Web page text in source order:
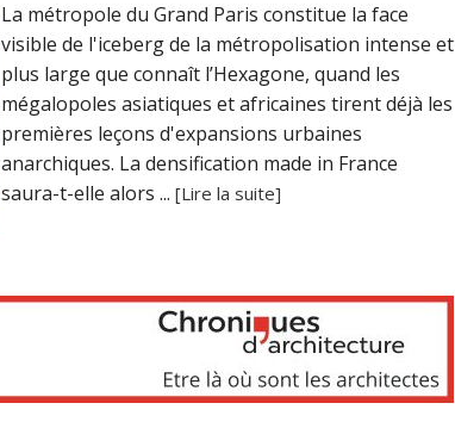
La métropole du Grand Paris constitue la face
visible de l'iceberg de la métropolisation intense et
plus large que connaît l’Hexagone, quand les
mégalopoles asiatiques et africaines tirent déjà les
premières leçons d'expansions urbaines
anarchiques. La densification made in France
saura-t-elle alors ... [Lire la suite]